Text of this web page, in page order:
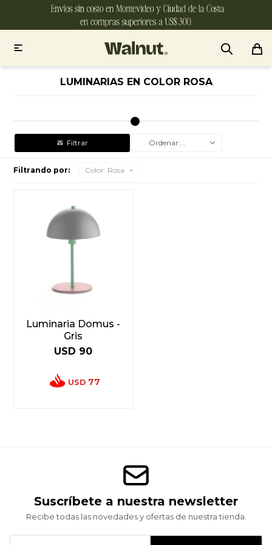

LUMINARIAS EN COLOR ROSA
Recomendados
Filtrando por: Color: Rosa
Luminaria Domus -
Gris
USD 90
USD 77
Suscríbete a nuestra newsletter
Recibe todas las novedades y ofertas de nuestra tienda.